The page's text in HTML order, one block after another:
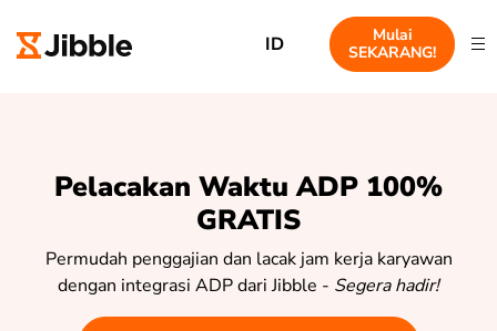
ID
Mulai
SEKARANG!
Pelacakan Waktu ADP 100%
GRATIS
Permudah penggajian dan lacak jam kerja karyawan
dengan integrasi ADP dari Jibble - Segera hadir!